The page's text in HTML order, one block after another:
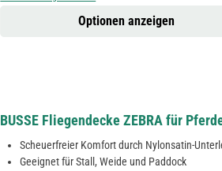
Optionen anzeigen
BUSSE Fliegendecke ZEBRA für
Scheuerfreier Komfort durch Nylonsatin-
Geeignet für Stall, Weide und Paddock